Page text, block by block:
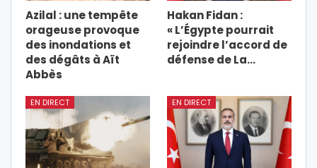
Azilal : une tempête
orageuse provoque
des inondations et
des dégâts à Aït
Abbès
Hakan Fidan :
« L’Égypte pourrait
rejoindre l’accord de
défense de La…
EN DIRECT EN DIRECT